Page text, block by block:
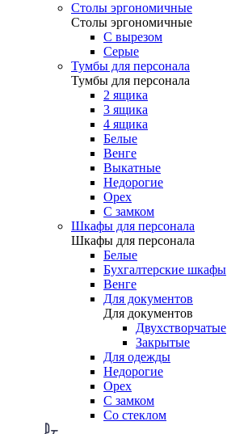
Столы эргономичные
Столы эргономичные
С вырезом
Серые
Тумбы для персонала
Тумбы для персонала
2 ящика
3 ящика
4 ящика
Белые
Венге
Выкатные
Недорогие
Орех
С замком
Шкафы для персонала
Шкафы для персонала
Белые
Бухгалтерские шкафы
Венге
Для документов
Для документов
Двухстворчатые
Закрытые
Для одежды
Недорогие
Орех
С замком
Со стеклом